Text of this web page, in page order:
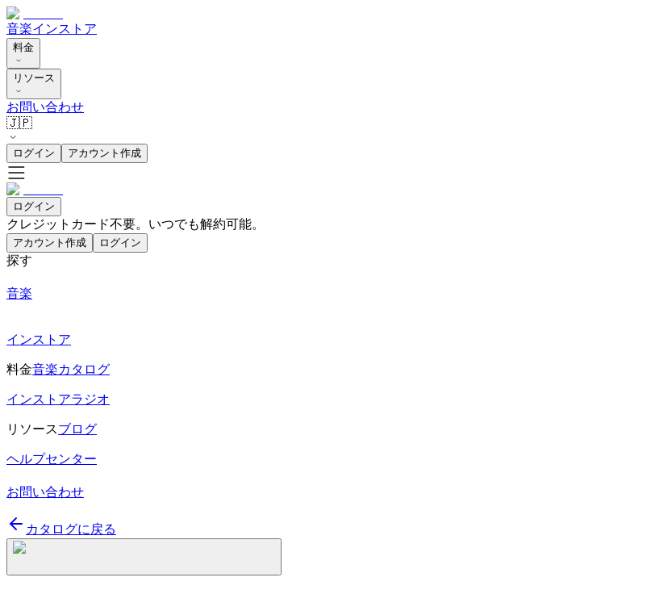
音楽インストア
料金
リソース
お問い合わせ
🇯🇵
ログイン アカウント作成
ログイン
クレジットカード不要。いつでも解約可能。
アカウント作成 ログイン
探す
音楽
インストア
料金音楽カタログ
インストアラジオ
リソースブログ
ヘルプセンター
お問い合わせ
カタログに戻る